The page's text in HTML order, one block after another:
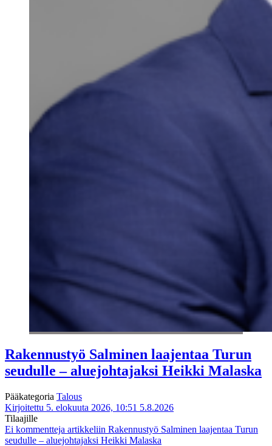
Rakennustyö Salminen laajentaa Turun
seudulle – aluejohtajaksi Heikki Malaska
Pääkategoria Talous
Kirjoitettu 5. elokuuta 2026, 10:51 5.8.2026
Tilaajille
Ei kommentteja artikkeliin Rakennustyö Salminen laajentaa Turun
seudulle – aluejohtajaksi Heikki Malaska